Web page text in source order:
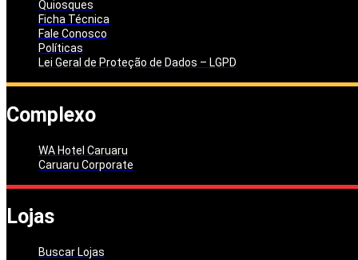
Quiosques
Ficha Técnica
Fale Conosco
Políticas
Lei Geral de Proteção de Dados – LGPD
Complexo
WA Hotel Caruaru
Caruaru Corporate
Lojas
Buscar Lojas